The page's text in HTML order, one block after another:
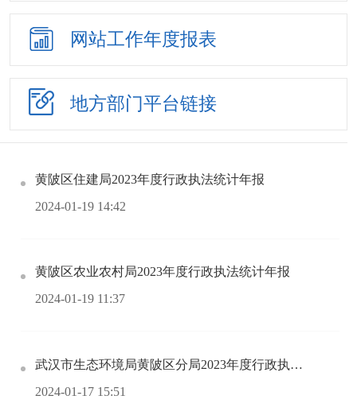
网站工作年度报表
地方部门平台链接
黄陂区住建局2023年度行政执法统计年报
2024-01-19 14:42
黄陂区农业农村局2023年度行政执法统计年报
2024-01-19 11:37
武汉市生态环境局黄陂区分局2023年度行政执法统计年报
2024-01-17 15:51